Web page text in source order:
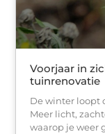
Voorjaar in
tuinrenovatie
De winter loopt
Meer licht,
waarop je weer